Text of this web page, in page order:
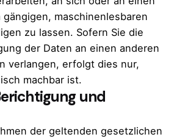
maschinenlesbaren
zu lassen. Sofern Sie die
der Daten an einen anderen
verlangen, erfolgt dies nur,
machbar ist.
und
der geltenden gesetzlichen